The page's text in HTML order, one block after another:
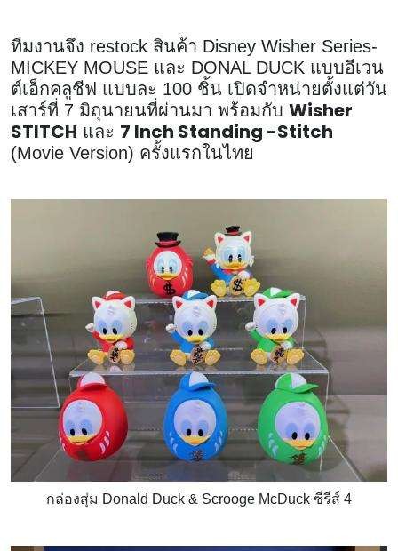
ทีมงานจึง restock สินค้า Disney Wisher Series-
MICKEY MOUSE และ DONAL DUCK แบบอีเวน
ต์เอ็กคลูชีฟ แบบละ 100 ชิ้น เปิดจำหน่ายตั้งแต่วัน
เสาร์ที่ 7 มิถุนายนที่ผ่านมา พร้อมกับ Wisher
STITCH และ 7 Inch Standing -Stitch
(Movie Version) ครั้งแรกในไทย
กล่องสุ่ม Donald Duck & Scrooge McDuck ซีรีส์ 4